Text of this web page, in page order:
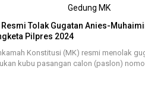
Resmi Tolak Gugatan Anies-
Pilpres 2024
Konstitusi (MK) resmi menolak
kubu pasangan calon (paslon)